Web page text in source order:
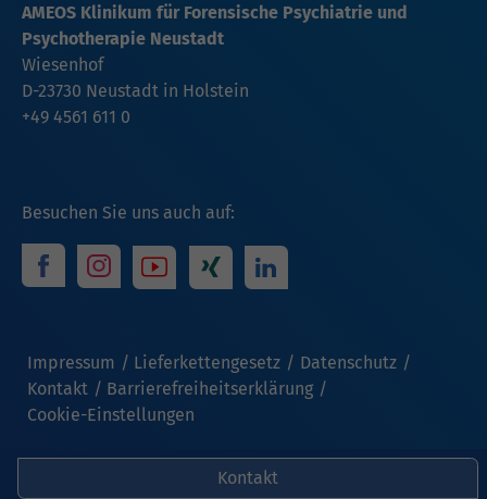
Kontakt
Besuchen Sie uns auch auf:
Impressum Lieferkettengesetz
Datenschutz
Kontakt
Barrierefreiheitserklärung
Cookie-Einstellungen
AMEOS Klinikum für Forensische Psychiatrie und
Psychotherapie Neustadt
Wiesenhof
D-23730 Neustadt in Holstein
+49 4561 611 0